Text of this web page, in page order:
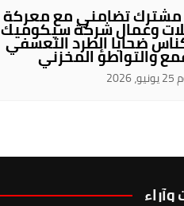
مشترك تضامني مع معركة
وعمال شركة سيكوميك
ضحايا الطرد التعسفي
والتواطؤ المخزني
2026